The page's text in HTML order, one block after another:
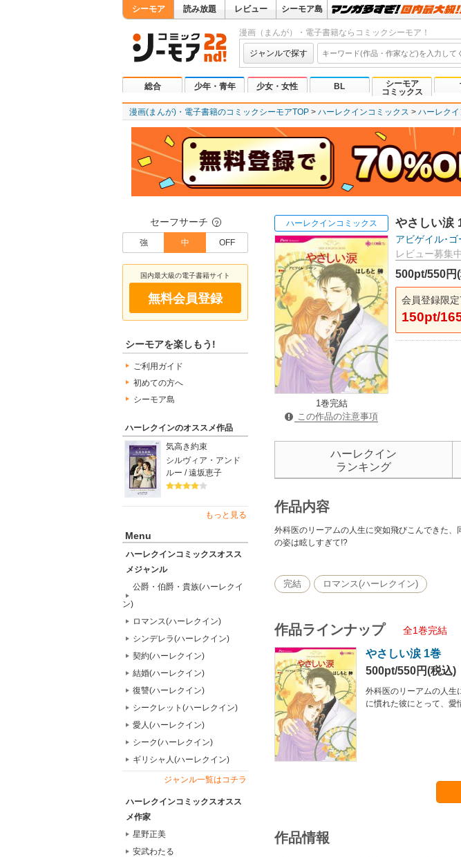
シーモア 読み放題 レビュー シーモア島
漫画（まんが）・電子書籍ならコミックシーモア！
ジャンルで探す
総合 少年・青年 少女・女性 BL
シーモア
コミックス
漫画(まんが)・電子書籍のコミックシーモアTOP ハーレクインコミックス ハーレク
セーフサーチ ？
強 中 OFF
国内最大級の電子書籍サイト
無料会員登録
シーモアを楽しもう!
ご利用ガイド
初めての方へ
シーモア島
ハーレクインのオススメ作品
気高き約束
シルヴィア・アンド
ルー / 遠坂恵子
もっと見る
Menu
ハーレクインコミックスオスス
メジャンル
公爵・伯爵・貴族(ハーレクイ
ン)
ロマンス(ハーレクイン)
シンデレラ(ハーレクイン)
契約(ハーレクイン)
結婚(ハーレクイン)
復讐(ハーレクイン)
シークレット(ハーレクイン)
愛人(ハーレクイン)
シーク(ハーレクイン)
ギリシャ人(ハーレクイン)
ジャンル一覧はコチラ
ハーレクインコミックスオスス
メ作家
星野正美
安武わたる
ハーレクインコミックス
1巻完結
この作品の注意事項
やさしい涙
アビゲイル･ゴ
レビュー募集
500pt/550円
会員登録限
150pt/
ハーレクイン
ランキング
作品内容
外科医のリーアムの人生に突如飛びこんできた
の姿は眩しすぎて!?
完結 ロマンス(ハーレクイン)
作品ラインナップ 全1巻完結
やさしい涙 1巻
500pt/550円(税込)
外科医のリーアムの人生
に慣れた彼にとって、愛
作品情報